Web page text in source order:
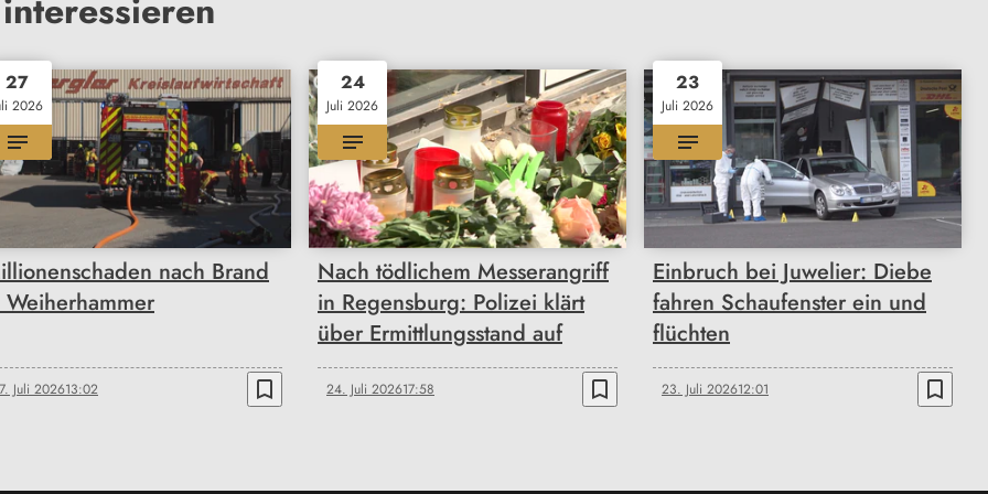
27
2026
nach Brand
Juli 202613:02 bookmark_border
24
Juli 2026
Nach tödlichem Messerangriff
in Regensburg: Polizei klärt
über Ermittlungsstand auf
24. Juli 202617:58 bookmark_border
23
Juli 2026
Einbruch bei Juwelier: Diebe
fahren Schaufenster ein und
flüchten
23. Juli 202612:01 bookmark_border